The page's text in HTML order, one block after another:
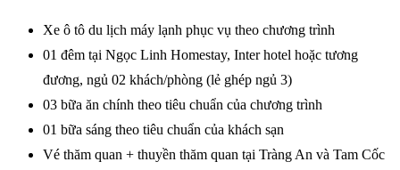
Xe ô tô du lịch máy lạnh phục vụ theo chương trình
01 đêm tại Ngọc Linh Homestay, Inter hotel hoặc tương
đương, ngủ 02 khách/phòng (lẻ ghép ngủ 3)
03 bữa ăn chính theo tiêu chuẩn của chương trình
01 bữa sáng theo tiêu chuẩn của khách sạn
Vé thăm quan + thuyền thăm quan tại Tràng An và Tam Cốc